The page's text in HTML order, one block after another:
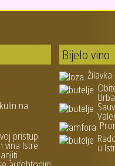
na
pristup
vina Istre
Bijelo vino
u